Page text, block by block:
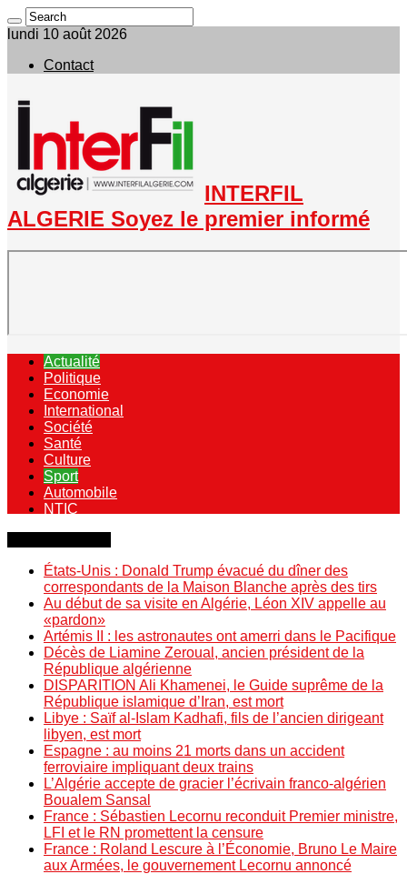
lundi 10 août 2026
Contact
INTERFIL
ALGERIE Soyez le premier informé
Actualité
Politique
Economie
International
Société
Santé
Culture
Sport
Automobile
NTIC
États-Unis : Donald Trump évacué du dîner des
correspondants de la Maison Blanche après des tirs
Au début de sa visite en Algérie, Léon XIV appelle au
«pardon»
Artémis II : les astronautes ont amerri dans le Pacifique
Décès de Liamine Zeroual, ancien président de la
République algérienne
DISPARITION Ali Khamenei, le Guide suprême de la
République islamique d’Iran, est mort
Libye : Saïf al-Islam Kadhafi, fils de l’ancien dirigeant
libyen, est mort
Espagne : au moins 21 morts dans un accident
ferroviaire impliquant deux trains
L’Algérie accepte de gracier l’écrivain franco-algérien
Boualem Sansal
France : Sébastien Lecornu reconduit Premier ministre,
LFI et le RN promettent la censure
France : Roland Lescure à l’Économie, Bruno Le Maire
aux Armées, le gouvernement Lecornu annoncé